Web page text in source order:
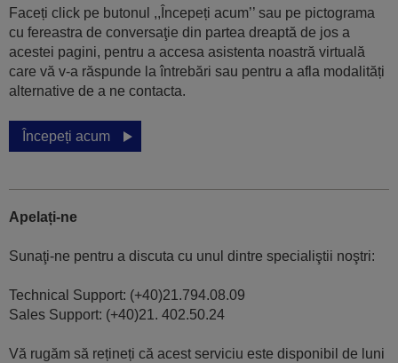
Faceți click pe butonul ,,Începeți acum’’ sau pe pictograma
cu fereastra de conversaţie din partea dreaptă de jos a
acestei pagini, pentru a accesa asistenta noastră virtuală
care vă v-a răspunde la întrebări sau pentru a afla modalități
alternative de a ne contacta.
Începeți acum
Apelați-ne
Sunaţi-ne pentru a discuta cu unul dintre specialiştii noştri:
Technical Support: (+40)21.794.08.09
Sales Support: (+40)21. 402.50.24
Vă rugăm să rețineți că acest serviciu este disponibil de luni